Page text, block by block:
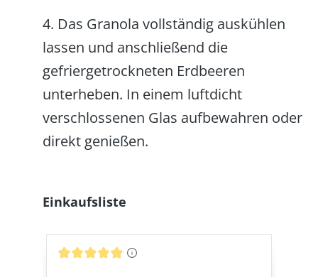
4. Das Granola vollständig auskühlen
lassen und anschließend die
gefriergetrockneten Erdbeeren
unterheben. In einem luftdicht
verschlossenen Glas aufbewahren oder
direkt genießen.
Produktgalerie überspringen
Einkaufsliste
Durchschnittliche Bewertung von 4.9 von 5 Sternen